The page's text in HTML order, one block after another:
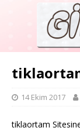
14 Ekim 2017
tiklaortam